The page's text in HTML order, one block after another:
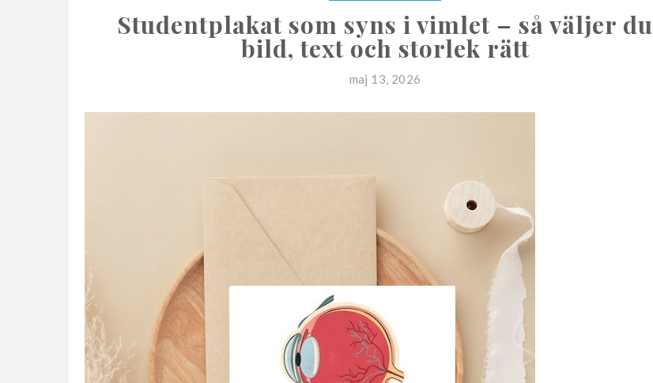
Studentplakat som syns i vimlet – så väljer du
bild, text och storlek rätt
maj 13, 2026